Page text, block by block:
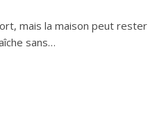
mais la maison peut rester
sans…